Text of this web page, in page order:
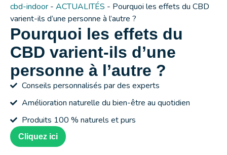
cbd-indoor - ACTUALITÉS - Pourquoi les effets du CBD
varient-ils d’une personne à l’autre ?
Pourquoi les effets du
CBD varient-ils d’une
personne à l’autre ?
Conseils personnalisés par des experts
Amélioration naturelle du bien-être au quotidien
Produits 100 % naturels et purs
Cliquez ici